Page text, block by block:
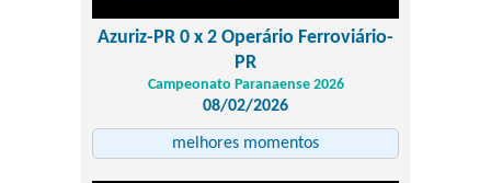
Azuriz-PR 0 x 2 Operário Ferroviário-
PR
Campeonato Paranaense 2026
08/02/2026
melhores momentos